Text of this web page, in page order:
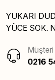
YUKARI
YÜCE SOK.
0216